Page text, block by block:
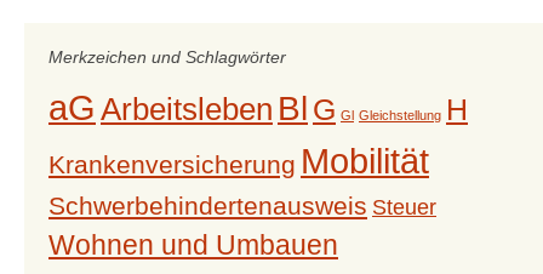
Merkzeichen und Schlagwörter
aG Arbeitsleben Bl G Gl Gleichstellung H
Krankenversicherung Mobilität
Schwerbehindertenausweis Steuer
Wohnen und Umbauen